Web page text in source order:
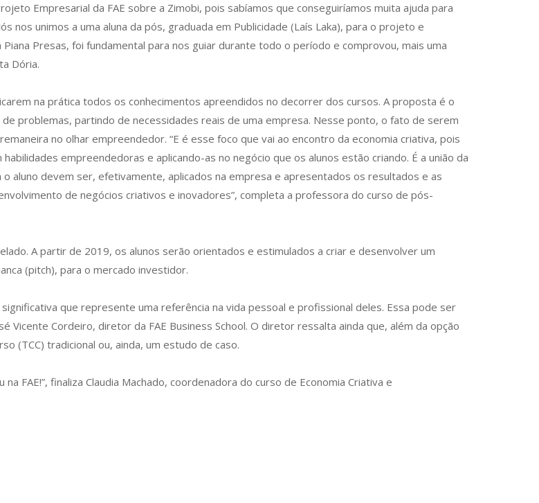
Empresarial da FAE sobre a Zimobi, pois sabíamos que conseguiríamos muita ajuda para
nos unimos a uma aluna da pós, graduada em Publicidade (Laís Laka), para o projeto e
Presas, foi fundamental para nos guiar durante todo o período e comprovou, mais uma
Dória.
na prática todos os conhecimentos apreendidos no decorrer dos cursos. A proposta é o
problemas, partindo de necessidades reais de uma empresa. Nesse ponto, o fato de serem
no olhar empreendedor. “E é esse foco que vai ao encontro da economia criativa, pois
empreendedoras e aplicando-as no negócio que os alunos estão criando. É a união da
aluno devem ser, efetivamente, aplicados na empresa e apresentados os resultados e as
de negócios criativos e inovadores”, completa a professora do curso de pós-
A partir de 2019, os alunos serão orientados e estimulados a criar e desenvolver um
(pitch), para o mercado investidor.
que represente uma referência na vida pessoal e profissional deles. Essa pode ser
Vicente Cordeiro, diretor da FAE Business School. O diretor ressalta ainda que, além da opção
(TCC) tradicional ou, ainda, um estudo de caso.
FAE!”, finaliza Claudia Machado, coordenadora do curso de Economia Criativa e